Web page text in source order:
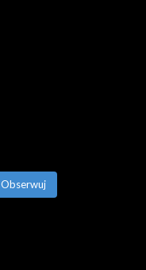
Obserwuj